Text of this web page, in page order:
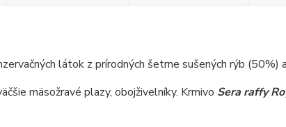
látok z prírodných šetrne sušených rýb (50%)
mäsožravé plazy, obojživelníky. Krmivo Sera raffy